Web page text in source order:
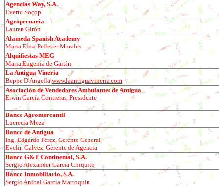
Agencias Way, S.A.
Everto Socop
Agropecuaria
Lauren Girón
Alameda Spanish Academy
Maria Elisa Pellecer Morales
Alquifiestas MEG
Maria Eugenia de Gaitán
La Antigua Vineria
Beppe D'Angellawww.laantiguavineria.com
Asociación de Vendedores Ambulantes de Antigua
Erwin García Contreras, Presidente
Banco Agromercantil
Lucrecia Meza
Banco de Antigua
Ing. Edgardo Pérez, Gerente General
Evelin Galvez, Gerente de Agencia
Banco G&T Continental, S.A.
Sergio Alexander García Chiquito
Banco Inmobiliario, S.A.
Sergio Anibal García Marroquín